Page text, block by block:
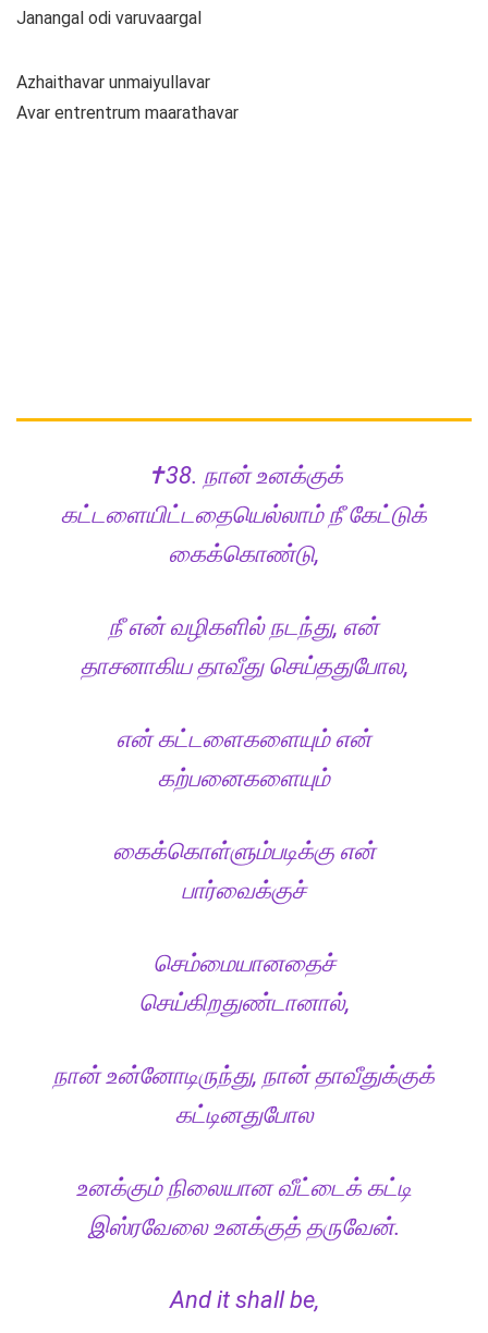
Janangal odi varuvaargal
Azhaithavar unmaiyullavar
Avar entrentrum maarathavar
✝️38. நான் உனக்குக்
கட்டளையிட்டதையெல்லாம் நீ கேட்டுக்
கைக்கொண்டு,
நீ என் வழிகளில் நடந்து, என்
தாசனாகிய தாவீது செய்ததுபோல,
என் கட்டளைகளையும் என்
கற்பனைகளையும்
கைக்கொள்ளும்படிக்கு என்
பார்வைக்குச்
செம்மையானதைச்
செய்கிறதுண்டானால்,
நான் உன்னோடிருந்து, நான் தாவீதுக்குக்
கட்டினதுபோல
உனக்கும் நிலையான வீட்டைக் கட்டி
இஸ்ரவேலை உனக்குத் தருவேன்.
And it shall be,